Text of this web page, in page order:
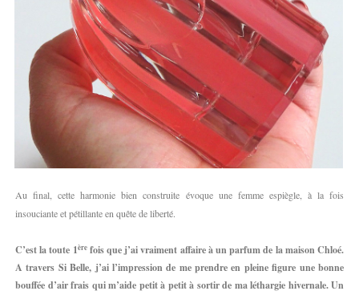
Au final, cette harmonie bien construite évoque une femme espiègle, à la fois
insouciante et pétillante en quête de liberté.
C’est la toute 1èrefois que j’ai vraiment affaire à un parfum de la maison Chloé.
A travers Si Belle, j’ai l’impression de me prendre en pleine figure une bonne
bouffée d’air frais qui m’aide petit à petit à sortir de ma léthargie hivernale. Un